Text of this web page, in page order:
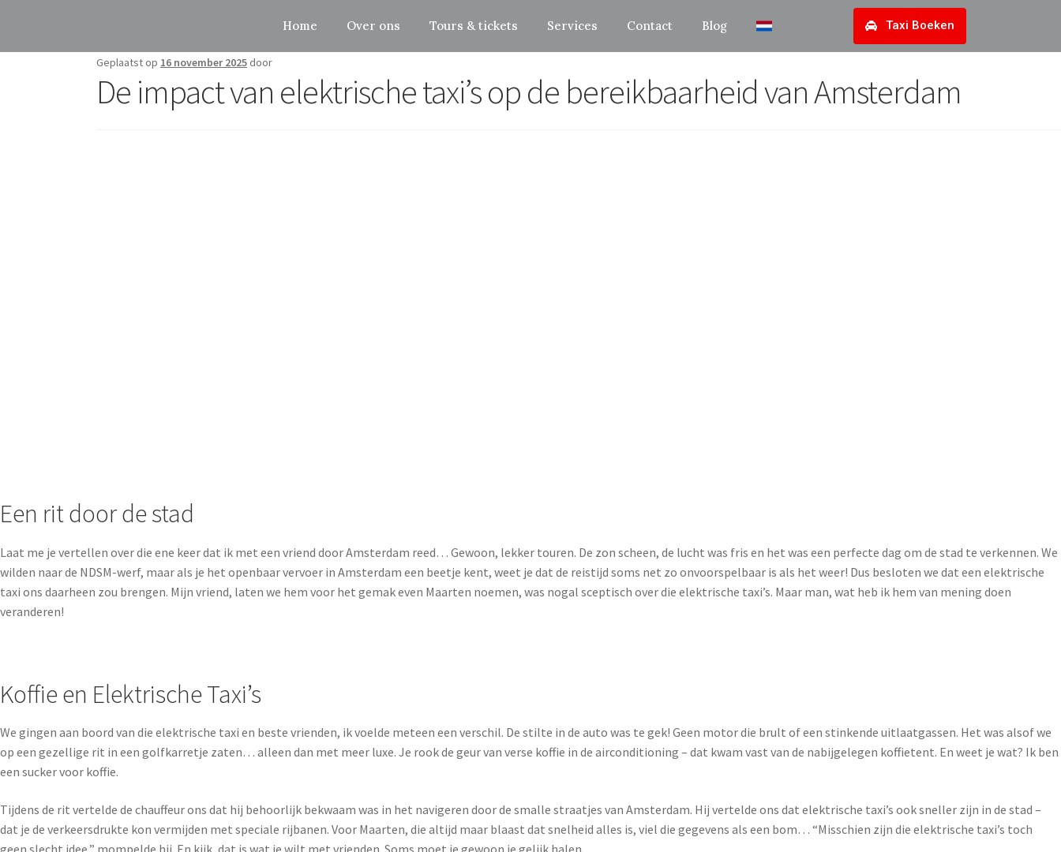
Home Over ons Tours & tickets Services Contact Blog Taxi Boeken
Geplaatst op 16 november 2025 door
De impact van elektrische taxi’s op de bereikbaarheid van Amsterdam
Een rit door de stad
Laat me je vertellen over die ene keer dat ik met een vriend door Amsterdam reed… Gewoon, lekker touren. De zon scheen, de lucht was fris en het was een perfecte dag om de stad te verkennen. We
wilden naar de NDSM-werf, maar als je het openbaar vervoer in Amsterdam een beetje kent, weet je dat de reistijd soms net zo onvoorspelbaar is als het weer! Dus besloten we dat een elektrische
taxi ons daarheen zou brengen. Mijn vriend, laten we hem voor het gemak even Maarten noemen, was nogal sceptisch over die elektrische taxi’s. Maar man, wat heb ik hem van mening doen
veranderen!
Koffie en Elektrische Taxi’s
We gingen aan boord van die elektrische taxi en beste vrienden, ik voelde meteen een verschil. De stilte in de auto was te gek! Geen motor die brult of een stinkende uitlaatgassen. Het was alsof we
op een gezellige rit in een golfkarretje zaten… alleen dan met meer luxe. Je rook de geur van verse koffie in de airconditioning – dat kwam vast van de nabijgelegen koffietent. En weet je wat? Ik ben
een sucker voor koffie.
Tijdens de rit vertelde de chauffeur ons dat hij behoorlijk bekwaam was in het navigeren door de smalle straatjes van Amsterdam. Hij vertelde ons dat elektrische taxi’s ook sneller zijn in de stad –
dat je de verkeersdrukte kon vermijden met speciale rijbanen. Voor Maarten, die altijd maar blaast dat snelheid alles is, viel die gegevens als een bom… “Misschien zijn die elektrische taxi’s toch
geen slecht idee,” mompelde hij. En kijk, dat is wat je wilt met vrienden. Soms moet je gewoon je gelijk halen.